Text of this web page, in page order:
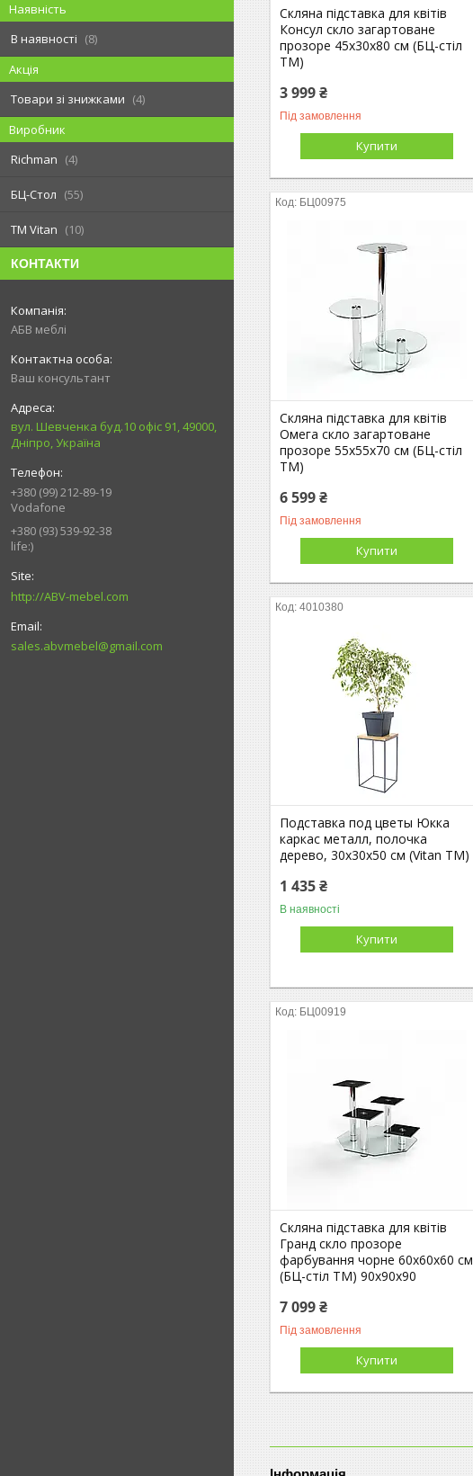
Наявність
В наявності
8
Акція
Товари зі знижками
4
Виробник
Richman
4
БЦ-Стол 55
ТМ Vitan 10
КОНТАКТИ
АБВ меблі
Ваш консультант
вул. Шевченка буд.10 офіс 91, 49000,
Дніпро, Україна
+380 (99) 212-89-19
Vodafone
+380 (93) 539-92-38
life:)
http://ABV-mebel.com
sales.abvmebel@gmail.com
Скляна підставка для квітів
Консул скло загартоване
прозоре 45х30х80 см (БЦ-стіл
ТМ)
3 999 ₴
Під замовлення
Купити
БЦ00975
Скляна підставка для квітів
Омега скло загартоване
прозоре 55х55х70 см (БЦ-стіл
ТМ)
6 599 ₴
Під замовлення
Купити
4010380
Подставка под цветы Юкка
каркас металл, полочка
дерево, 30х30х50 см (Vitan ТМ)
1 435 ₴
В наявності
Купити
БЦ00919
Скляна підставка для квітів
Гранд скло прозоре
фарбування чорне 60х60х60 см
(БЦ-стіл ТМ) 90х90х90
7 099 ₴
Під замовлення
Купити